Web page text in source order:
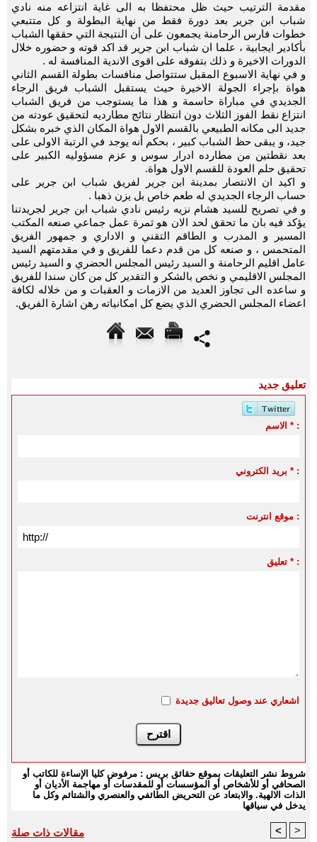
مقدمة الترتيب حيث ظل محتفظا به الى غاية انتزاعه منه نادي
شباب ابن جرير بعد دورة فقط من نهاية البطولة و كل متتبعي
خطوات فارس الرحامنة يجمعون على أن النتيجة التي حققها الشباب
بأكادير ايجابية ، علما ان شباب ابن جرير قد اكد قوته و حضوره خلال
الدورات الاخيرة و ذلك بتفوقه على اقوى الاندية المنافسة له .
و في نهاية الاسبوع المقبل ستتواصل منافسات بطولة القسم الثاني
هواة بإجراء الجولة الاخيرة حيث يستقبل الشباب فريق الرجاء
الجديدي في مباراة حاسمة و هذا ما يستوجب من فريق الشباب
انتزاع نقط الفوز الثلاث دون انتظار نتائج مطارديه لتحقيق عودته من
جديد الى مكانه الطبيعي بالقسم الاول هواة المكان الذي خبره بشكل
جيد، و يبقى حظ الشباب كبير ، بحكم أنه يوجد في الرتبة الاولى على
بعد نقطتين من مطارده ادرار سوس و عزم مسؤوليه الكبير على
تحقيق حلم العودة للقسم الاول هواة.
و اكيد ان الانتصار بمدينة ابن جرير لفريق شباب ابن جرير على
حساب الرجاء الجديدي له طعم خاص بل يزن ذهبا .
و في تصريح للسيد هشام نزيه رئيس نادي شباب ابن جرير لجريدتنا
يؤكد فيه بان ما تحقق لحد الان هو ثمرة عمل جماعي صنعه المكتب
المسير و المدرب و الطاقم التقني و الاداري و جمهور الفريق
المتحمس ، و صنعه كل من قدم دعما للفريق و في مقدمتهم السيد
عامل اقليم الرحامنة و السيد رئيس المجلس الحضري و السيد رئيس
المجلس الاقليمي و نخص بالشكر و التقدير كل من كان سندا للفريق
و ساعده الى تجاوز العديد من الازمات و العقبات و من خلاله لكافة
اعضاء المجلس الحضري الذي يضع كل امكانياته رهن اشارة الفريق.
تعليق جديد
الاسم * :
بريد الكتروني * :
موقع انترنت :
تعليق * :
اشعاري عند وصول تعاليق جديدة
شروط نشر التعليقات بموقع حقائق بريس : مرفوض كليا الإساءة للكاتب أو
الصحافي أو للأشخاص أو المؤسسات أو للمقدسات أو مهاجمة الأديان أو
الذات الالهية. والابتعاد عن التحريض الطائفي والعنصري والشتائم وكل ما
يدخل في سياقها
مقالات ذات صلة < >